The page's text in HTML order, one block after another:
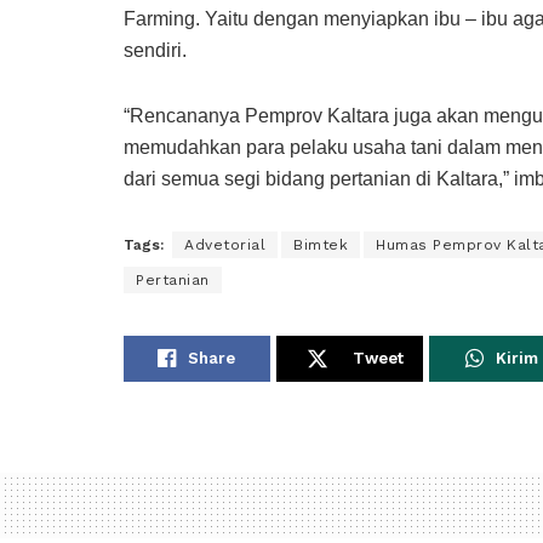
Farming. Yaitu dengan menyiapkan ibu – ibu
sendiri.
“Rencananya Pemprov Kaltara juga akan
memudahkan para pelaku usaha tani dalam
dari semua segi bidang pertanian di Kaltara,”
Tags: Advetorial Bimtek Humas Pemprov
Pertanian
Share Tweet Kirim